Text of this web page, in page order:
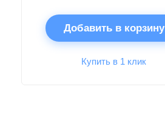
Добавить в корзину
Купить в 1 клик